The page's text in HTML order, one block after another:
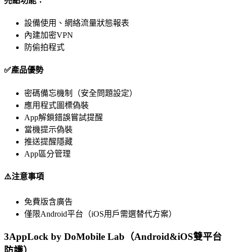
設備使用、網絡流量狀態報表
內建加密VPN
防偷拍程式
✅產品優勢
密碼備忘機制（安全問題設定）
應用程式圖標偽裝
App解鎖錯誤嘗試提醒
當機提示偽裝
推送提醒隱藏
App區分管理
⚠️注意事項
免費版含廣告
僅限Android平台（iOS用戶需選替代方案）
3AppLock by DoMobile Lab（Android&iOS雙平台